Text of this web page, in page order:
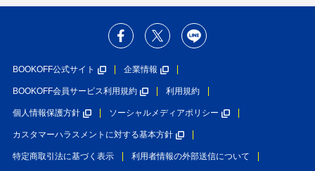
BOOKOFF公式サイト 企業情報
BOOKOFF会員サービス利用規約 利用規約
個人情報保護方針 ソーシャルメディアポリシー
カスタマーハラスメントに対する基本方針
特定商取引法に基づく表示 利用者情報の外部送信について